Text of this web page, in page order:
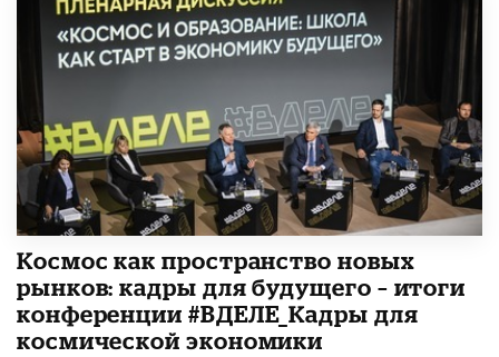
Космос как пространство новых
рынков: кадры для будущего – итоги
конференции #ВДЕЛЕ_Кадры для
космической экономики